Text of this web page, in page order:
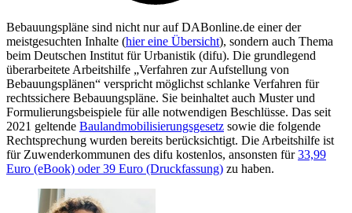
Bebauungspläne sind nicht nur auf DABonline.de einer der
meistgesuchten Inhalte (hier eine Übersicht), sondern auch Thema
beim Deutschen Institut für Urbanistik (difu). Die grundlegend
überarbeitete Arbeitshilfe „Verfahren zur Aufstellung von
Bebauungsplänen“ verspricht möglichst schlanke Verfahren für
rechtssichere Bebauungspläne. Sie beinhaltet auch Muster und
Formulierungsbeispiele für alle notwendigen Beschlüsse. Das seit
2021 geltende Baulandmobilisierungsgesetz sowie die folgende
Rechtsprechung wurden bereits berücksichtigt. Die Arbeitshilfe ist
für Zuwenderkommunen des difu kostenlos, ansonsten für33,99
Euro (eBook) oder 39 Euro (Druckfassung) zu haben.